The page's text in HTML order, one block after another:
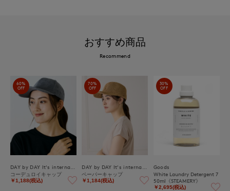
おすすめ商品
Recommend
60%
OFF
コーデュロイキャップ
￥1,188(税込)
70%
OFF
ペーパーキャップ
￥1,184(税込)
30%
OFF
Goods
White Laundry Detergent 7
50ml《STEAMERY》
￥2,695(税込)